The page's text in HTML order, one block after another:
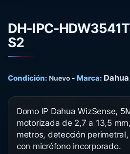
DH-IPC-
S2
Condición: Nuevo - Marca: Dahua
Domo IP Dahua WizSense,
motorizada de 2,7 a 13,5
metros, detección perimetral,
con micrófono incorporado.